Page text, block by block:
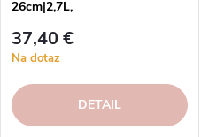
26cm|2,7L,
37,40 €
Na dotaz
DETAIL